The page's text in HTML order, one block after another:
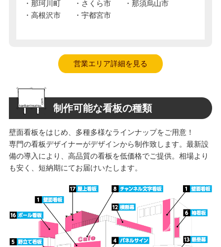
那珂川町 さくら市
那須烏山市
高根沢市
宇都宮市
営業エリア詳細を見る
制作可能な看板の種類
壁面看板をはじめ、多種多様なラインナップをご用意！
専門の看板デザイナーがデザインから制作致します。最新設
備の導入により、高品質の看板を低価格でご提供。相場より
も安く、短納期にてお届けいたします。